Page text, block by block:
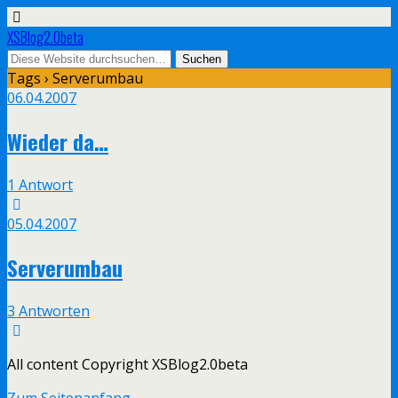
XSBlog2.0beta
Tags › Serverumbau
06.04.2007
Wieder da…
1 Antwort
05.04.2007
Serverumbau
3 Antworten
All content Copyright XSBlog2.0beta